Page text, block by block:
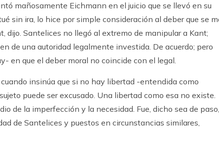
mañosamente Eichmann en el juicio que se llevó en su
sin ira, lo hice por simple consideración al deber que se
dijo. Santelices no llegó al extremo de manipular a Kant;
de una autoridad legalmente investida. De acuerdo; pero
en que el deber moral no coincide con el legal.
insinúa que si no hay libertad -entendida como
puede ser excusado. Una libertad como esa no existe.
de la imperfección y la necesidad. Fue, dicho sea de paso,
de Santelices y puestos en circunstancias similares,